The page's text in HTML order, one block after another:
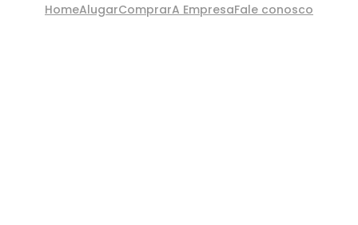
HomeAlugarComprarA EmpresaFale conosco